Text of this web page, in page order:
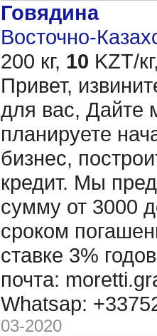
Говядина
Восточно-
200 кг, 10 KZT/
Привет,
для вас, Дайте
планируете
бизнес,
кредит. Мы
сумму от 3000
сроком
ставке 3%
почта:
Whatsap:
03-2020